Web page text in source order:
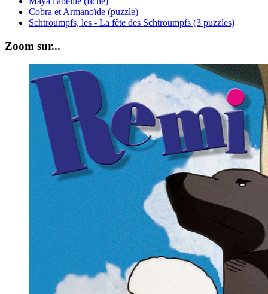
Cobra et Armanoïde (puzzle)
Schtroumpfs, les - La fête des Schtroumpfs (3 puzzles)
Zoom sur...